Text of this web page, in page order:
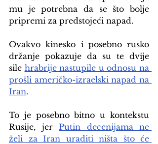
mu je potrebna da se što bolje
pripremi za predstojeći napad.
Ovakvo kinesko i posebno rusko
držanje pokazuje da su te dvije
sile hrabrije nastupile u odnosu na
prošli američko-izraelski napad na
Iran.
To je posebno bitno u kontekstu
Rusije, jer Putin decenijama ne
želi za Iran uraditi ništa što će